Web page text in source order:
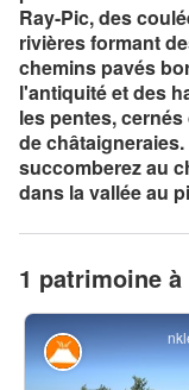
Ray-Pic, des
rivières formant
chemins pavés
l'antiquité et des
les pentes,
de
succomberez au
dans la vallée au
1 patrimoine
Géologie